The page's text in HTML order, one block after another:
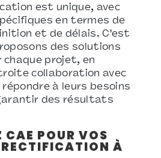
est unique, avec
en termes de
et de délais. C'est
des solutions
chaque projet, en
collaboration avec
à leurs besoins
des résultats
POUR VOS
À